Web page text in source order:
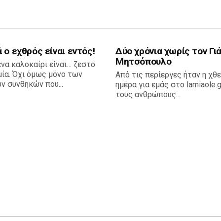
ο εχθρός είναι εντός!
καλοκαίρι είναι… ζεστό
Όχι όμως μόνο των
συνθηκών που...
Δύο χρόνια χωρίς τον
Μητσόπουλο
Από τις περίεργες ήταν η
ημέρα για εμάς στο
τους ανθρώπους...